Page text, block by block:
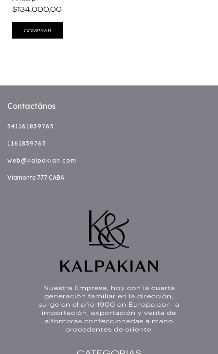
$134.000,00
COMPRAR
Contactános
541161839763
1161839763
web@kalpakian.com
Viamonte 777 CABA
Nuestra Empresa, hoy con la cuarta
generación familiar en la dirección,
surge en el año 1900 en Europa,con la
importación, exportación y venta de
alfombras confeccionadas a mano
procedentes de oriente.